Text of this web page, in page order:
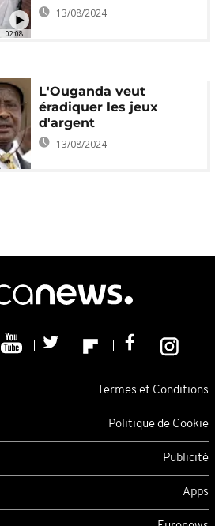
02:08
13/08/2024
L'Ouganda veut
éradiquer les jeux
d'argent
13/08/2024
Termes et Conditions
Politique de Cookie
Publicité
Apps